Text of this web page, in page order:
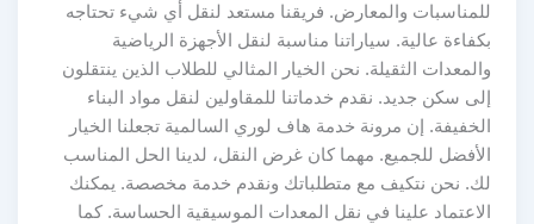
للمناسبات والمعارض. فريقنا مستعد لنقل أي شيء تحتاجه
بكفاءة عالية. سياراتنا مناسبة لنقل الأجهزة الرياضية
والمعدات الثقيلة. نحن الخيار المثالي للطلاب الذين ينتقلون
إلى سكن جديد. نقدم خدماتنا للمقاولين لنقل مواد البناء
الخفيفة. إن مرونة خدمة هاف لوري السالمية تجعلنا الخيار
الأفضل للجميع. مهما كان غرض النقل، لدينا الحل المناسب
لك. نحن نتكيف مع متطلباتك ونقدم خدمة مخصصة. يمكنك
الاعتماد علينا في نقل المعدات الموسيقية الحساسة. كما